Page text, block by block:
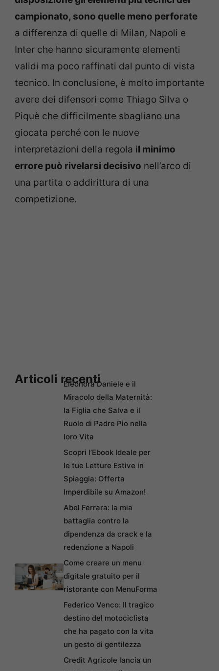
campionato, sono quelle meno perforate
a differenza di quelle di Milan, Napoli e
Inter che hanno sicuramente elementi
validi ma poco raffinati dal punto di vista
tecnico. In conclusione, è molto importante
avere dei difensori come Thiago Silva o
Piquè che difficilmente sbagliano una
giocata perché con le nuove
interpretazioni della regola il minimo
errore può rivelarsi decisivo nell’arco di
una partita o addirittura di una
competizione.
Articoli recentiEleonora Daniele e il
Miracolo della Maternità:
la Figlia che Salva e il
Ruolo di Padre Pio nella
loro Vita
Scopri l’Ebook Ideale per
le tue Letture Estive in
Spiaggia: Offerta
Imperdibile su Amazon!
Abel Ferrara: la mia
battaglia contro la
dipendenza da crack e la
redenzione a Napoli
Come creare un menu
digitale gratuito per il
ristorante con MenuForma
Federico Venco: Il tragico
destino del motociclista
che ha pagato con la vita
un gesto di gentilezza
Credit Agricole lancia un